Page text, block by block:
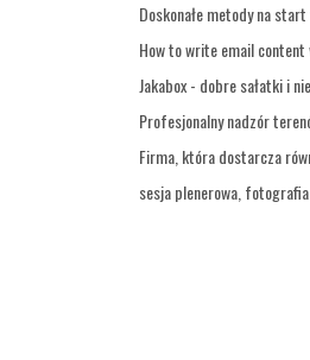
Doskonałe metody na
How to write email
Jakabox - dobre sałatki i
Profesjonalny nadzór
Firma, która dostarcza
sesja plenerowa, fotografia